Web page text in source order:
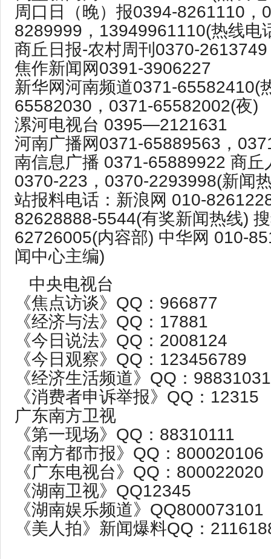
周口日（晚）报0394-8261110，
8289999，13949961110(热线电
商丘日报-农村周刊0370-2613749
焦作新闻网0391-3906227
新华网河南频道0371-65582410(
65582030，0371-65582002(夜)
漯河电视台 0395—2121631
河南广播网0371-65889563，
南信息广播 0371-65889922 商丘
0370-223，0370-2293998(新闻
站报料电话：新浪网 010-
82628888-5544(有奖新闻热线)
62726005(内容部) 中华网 010-
闻中心主编)
中央电视台
《焦点访谈》QQ：966877
《经济与法》QQ：17881
《今日说法》QQ：2008124
《今日观察》QQ：123456789
《经济生活频道》QQ：
《消费者申诉举报》QQ：12315
广东南方卫视
《第一现场》QQ：88310111
《南方都市报》QQ：800020106
《广东电视台》QQ：800022020
《湖南卫视》QQ12345
《湖南娱乐频道》QQ800073101
《美人拍》新闻爆料QQ：